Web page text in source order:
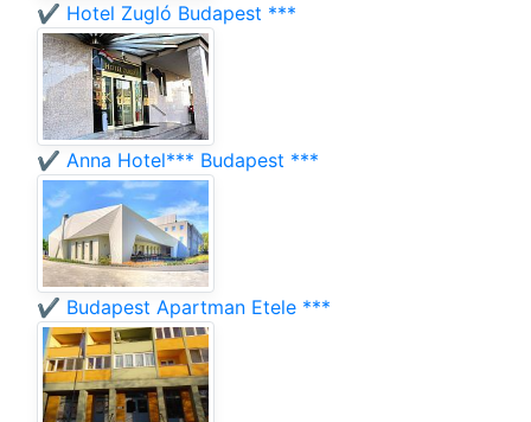
✔️ Hotel Zugló Budapest ***
✔️ Anna Hotel*** Budapest ***
✔️ Budapest Apartman Etele ***